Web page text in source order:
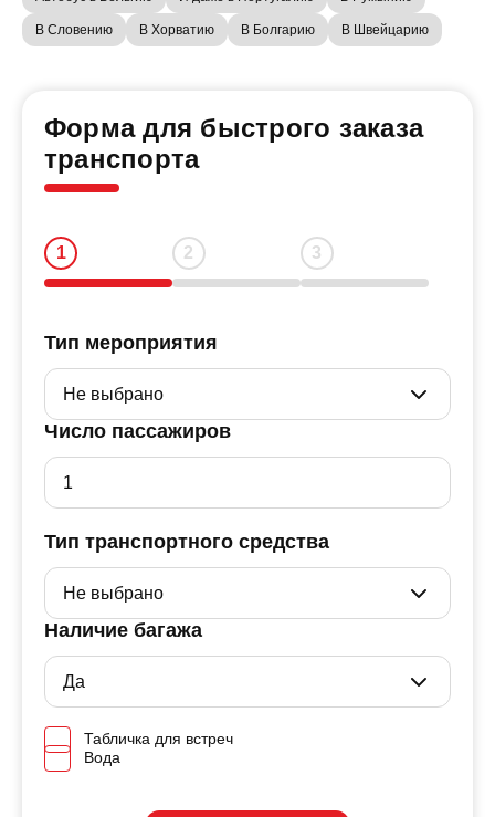
В Словению В Хорватию В Болгарию В Швейцарию
Форма для быстрого заказа
транспорта
Тип мероприятия
Число пассажиров
Тип транспортного средства
Наличие багажа
Табличка для встреч
Вода